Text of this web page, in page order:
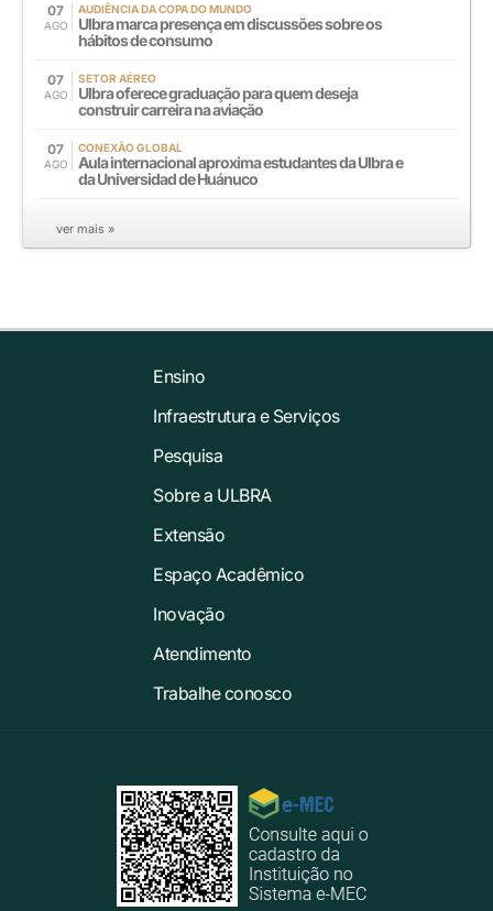
07
AGO
AUDIÊNCIA DA COPA DO MUNDO
Ulbra marca presença em discussões sobre os
hábitos de consumo
07
AGO
SETOR AÉREO
Ulbra oferece graduação para quem deseja
construir carreira na aviação
07
AGO
CONEXÃO GLOBAL
Aula internacional aproxima estudantes da Ulbra e
da Universidad de Huánuco
ver mais »
Ensino
Infraestrutura e Serviços
Pesquisa
Sobre a ULBRA
Extensão
Espaço Acadêmico
Inovação
Atendimento
Trabalhe conosco